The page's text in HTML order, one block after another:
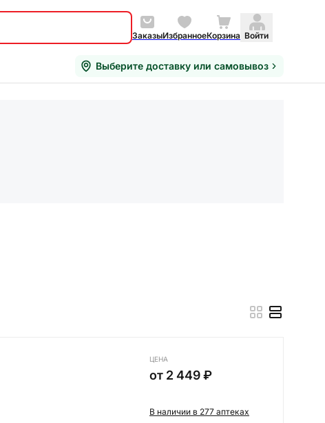
ЗаказыИзбранноеКорзина Войти
Выберите доставку или самовывоз
ЦЕНА
от 2 449 ₽
В наличии в 277 аптеках